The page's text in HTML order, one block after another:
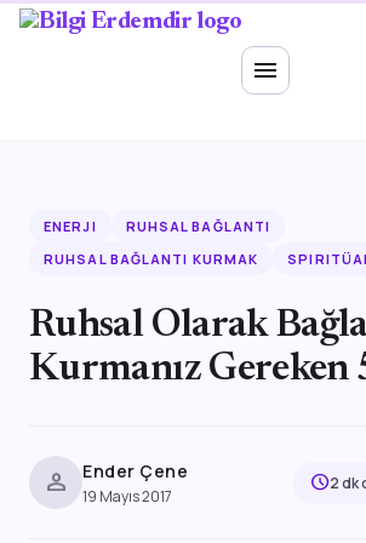
menu
Ruhsal Enerji
ENERJI
RUHSAL BAĞLANTI
RUHSAL BAĞLANTI KURMAK
Ruhsal Olarak
Kurmanız Gereken
person Ender Çene
19 Mayıs 2017
schedule2 dk